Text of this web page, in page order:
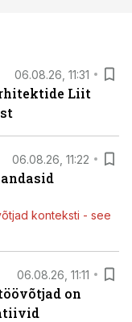
06.08.26, 11:31
Liit
06.08.26, 11:22
konteksti - see
06.08.26, 11:11
on